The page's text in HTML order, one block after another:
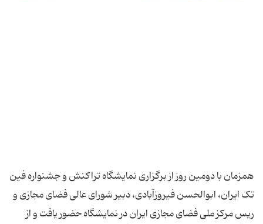
همزمان با دومین روز از برگزاری نمایشگاه تراکنش و جشنواره فین
تک ایران، ابوالحسن فیروزآبادی، دبیر شورای عالی فضای مجازی و
ریس مرکز ملی فضای مجازی ایران در نمایشگاه حضور یافت و از